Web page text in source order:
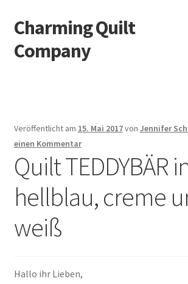
Zur
Navigation
springen
Zum
Inhalt
springen
Charming Quilt
Company
Blog
Datenschutzbelehrung
Datenschutzerklärung
Impressum
Impressum
Veröffentlicht am 15. Mai 2017von Jennifer
einen Kommentar
Quilt TEDDYBÄR
hellblau, creme
weiß
Hallo ihr Lieben,